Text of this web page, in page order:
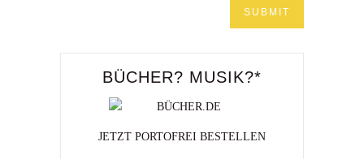
BÜCHER? MUSIK?*
JETZT PORTOFREI BESTELLEN